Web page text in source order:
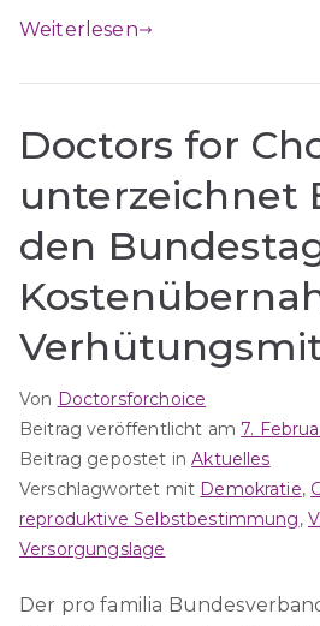
Weiterlesen
Doctors for
unterzeichnet
den
Von Doctorsforchoice
Beitrag veröffentlicht am 7.
Beitrag gepostet inAktuelles
Verschlagwortet mit Demokratie,
reproduktive Selbstbestimmung,
Versorgungslage
Der pro familia